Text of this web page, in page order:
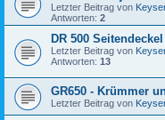
Letzter Beitrag von
Antworten: 2
DR 500
Letzter Beitrag von
Antworten: 13
GR650 - Krümmer
Letzter Beitrag von